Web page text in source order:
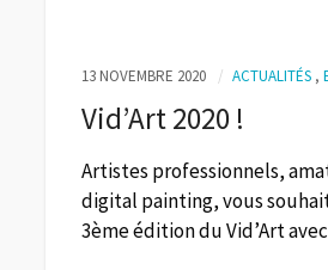
13 NOVEMBRE 2020 ACTUALITÉS ,
Vid’Art 2020 !
Artistes professionnels,
digital painting, vous
3ème édition du Vid’Art